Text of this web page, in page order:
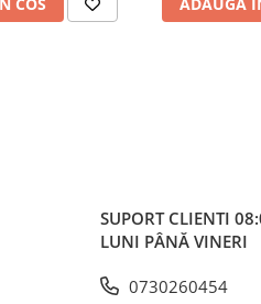
SUPORT CLIENTI
LUNI PÂNĂ VINERI
0730260454